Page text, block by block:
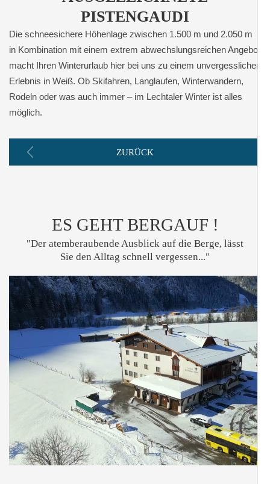
PISTENGAUDI
Die schneesichere Höhenlage zwischen 1.500 m und 2.050 m
in Kombination mit einem extrem abwechslungsreichen Angebot
macht Ihren Winterurlaub hier bei uns zu einem unvergesslichen
Erlebnis in Weiß. Ob Skifahren, Langlaufen, Winterwandern,
Rodeln oder was auch immer – im Lechtaler Winter ist alles
möglich.
ZURÜCK
ES GEHT BERGAUF !
"Der atemberaubende Ausblick auf die Berge, lässt
Sie den Alltag schnell vergessen..."